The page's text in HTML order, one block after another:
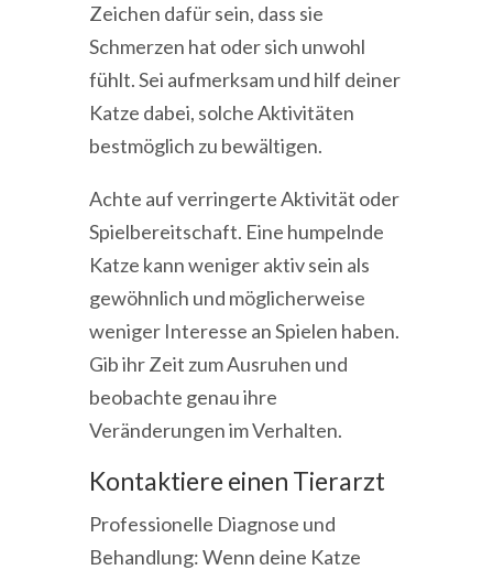
Zeichen dafür sein, dass sie
Schmerzen hat oder sich unwohl
fühlt. Sei aufmerksam und hilf deiner
Katze dabei, solche Aktivitäten
bestmöglich zu bewältigen.
Achte auf verringerte Aktivität oder
Spielbereitschaft. Eine humpelnde
Katze kann weniger aktiv sein als
gewöhnlich und möglicherweise
weniger Interesse an Spielen haben.
Gib ihr Zeit zum Ausruhen und
beobachte genau ihre
Veränderungen im Verhalten.
Kontaktiere einen Tierarzt
Professionelle Diagnose und
Behandlung: Wenn deine Katze